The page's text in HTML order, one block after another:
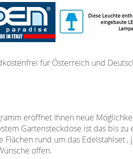
für Österreich und
eröffnet Ihnen neue
Gartensteckdose ist das bis
rund um das Edelstahlset ,
offen.